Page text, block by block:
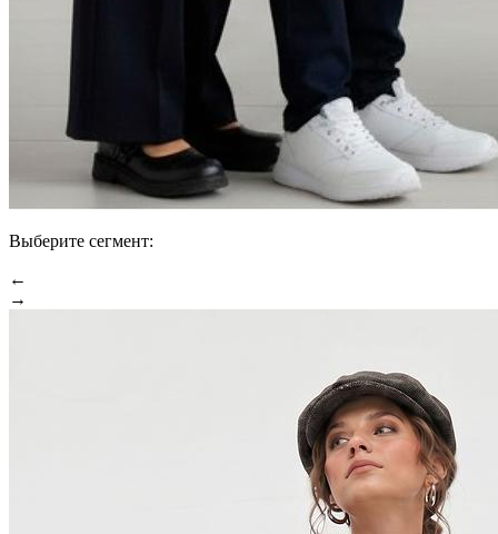
Выберите сегмент:
←
→